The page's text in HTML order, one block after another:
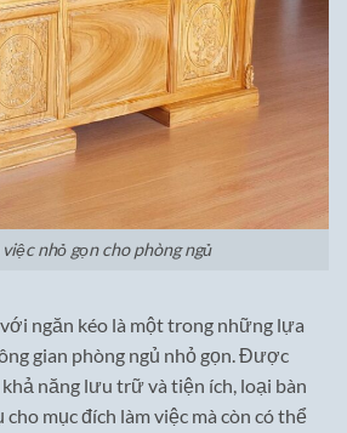
việc nhỏ gọn cho phòng ngủ
ngăn kéo là một trong những lựa
gian phòng ngủ nhỏ gọn. Được
năng lưu trữ và tiện ích, loại bàn
cho mục đích làm việc mà còn có thể